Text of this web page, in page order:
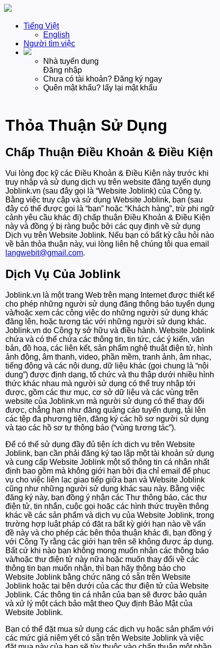
Tiếng Việt
English
Người tìm việc
Nhà tuyển dụng
Đăng nhập
Chưa có tài khoản? Đăng ký ngay
Quên mật khẩu? lấy lại mật khẩu
Thỏa Thuận Sử Dụng
Chấp Thuận Điều Khoản & Điều Kiện
Vui lòng đọc kỹ các Điều Khoản & Điều Kiện này trước khi
truy nhập và sử dụng dịch vụ trên website đăng tuyển dụng
Joblink.vn (sau đây gọi là “Website Joblink) của Công ty.
Bằng việc truy cập và sử dụng Website Joblink, bạn (sau
đây có thể được gọi là “bạn” hoặc “Khách hàng”, trừ phi ngữ
cảnh yêu cầu khác đi) chấp thuận Điều Khoản & Điều Kiện
này và đồng ý bị ràng buộc bởi các quy định về sử dụng
Dịch vụ trên Website Joblink. Nếu bạn có bất kỳ câu hỏi nào
về bản thỏa thuận này, vui lòng liên hệ chúng tôi qua email
langwebit@gmail.com.
Dịch Vụ Của Joblink
Joblink.vn là một trang Web trên mạng Internet được thiết kế
cho phép những người sử dụng đăng thông báo tuyển dụng
và/hoặc xem các công việc do những người sử dụng khác
đăng lên, hoặc tương tác với những người sử dụng khác.
Joblink.vn do Công ty sở hữu và điều hành. Website Joblink
chứa và có thể chứa các thông tin, tin tức, các ý kiến, văn
bản, đồ hoạ, các liên kết, sản phẩm nghệ thuật điện tử, hình
ảnh động, âm thanh, video, phần mềm, tranh ảnh, âm nhạc,
tiếng động và các nội dung, dữ liệu khác (gọi chung là “nội
dung”) được định dạng, tổ chức và thu thập dưới nhiều hình
thức khác nhau mà người sử dụng có thể truy nhập tới
được, gồm các thư mục, cơ sở dữ liệu và các vùng trên
website của Joblink.vn mà người sử dụng có thể thay đổi
được, chẳng hạn như đăng quảng cáo tuyển dụng, tải lên
các tệp đa phương tiện, đăng ký các hồ sơ người sử dụng
và tạo các hồ sơ tự thông báo (“vùng tương tác”).
Để có thể sử dụng đầy đủ tiện ích dịch vụ trên Website
Joblink, bạn cần phải đăng ký tạo lập một tài khoản sử dụng
và cung cấp Website Joblink một số thông tin cá nhân nhất
định bao gồm mà không giới hạn bởi địa chỉ email để phục
vụ cho việc liên lạc giao tiếp giữa bạn và Website Joblink
cũng như những người sử dụng khác sau này. Bằng việc
đăng ký này, bạn đồng ý nhận các Thư thông báo, các thư
điện tử, tin nhắn, cuộc gọi hoặc các hình thức truyền thông
khác về các sản phẩm và dịch vụ của Website Joblink, trong
trường hợp luật pháp có đặt ra bất kỳ giới hạn nào về vấn
đề này và cho phép các bên thỏa thuận khác đi, bạn đồng ý
với Công Ty rằng các giới hạn trên sẽ không được áp dụng.
Bất cứ khi nào bạn không mong muốn nhận các thông báo
và/hoặc thư điện tử này nữa hoặc muốn thay đổi về các
thông tin bạn muốn nhận, thì bạn hãy thông báo cho
Website Joblink bằng chức năng có sẵn trên Website
Joblink hoặc tại bên dưới của các thư điện tử của Website
Joblink. Các thông tin cá nhân của bạn sẽ được bảo quản
và xử lý một cách bảo mật theo Quy định Bảo Mật của
Website Joblink.
Bạn có thể đặt mua sử dụng các dịch vụ hoặc sản phẩm với
các mức giá niêm yết có sẵn trên Website Joblink và việc